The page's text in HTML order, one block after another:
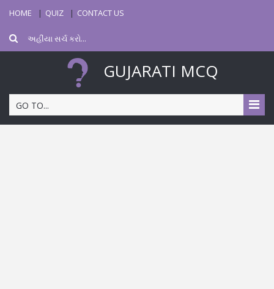
HOME QUIZ CONTACT US
GUJARATI MCQ
GO TO...